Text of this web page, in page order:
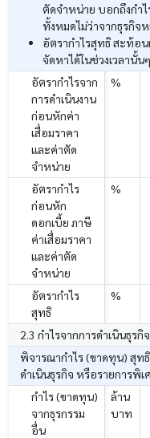
ตัดจำหน่าย บอกถึงกำ
ทั้งหมดไม่ว่าจากธุรกิจ
อัตรากำไรสุทธิ สะท้
จัดหาได้ในช่วงเวลานั้นๆ
อัตรากำไรจาก
การดำเนินงาน
ก่อนหักค่า
เสื่อมราคา
และค่าตัด
จำหน่าย
%
อัตรากำไร
ก่อนหัก
ดอกเบี้ย ภาษี
ค่าเสื่อมราคา
และค่าตัด
จำหน่าย
%
อัตรากำไร
สุทธิ
%
2.3 กำไรจากการดำเนินธุร
พิจารณากำไร (ขาดทุน) สุท
ดำเนินธุรกิจ หรือรายการพิเ
กำไร (ขาดทุน)
จากธุรกรรม
อื่น
ล้าน
บาท